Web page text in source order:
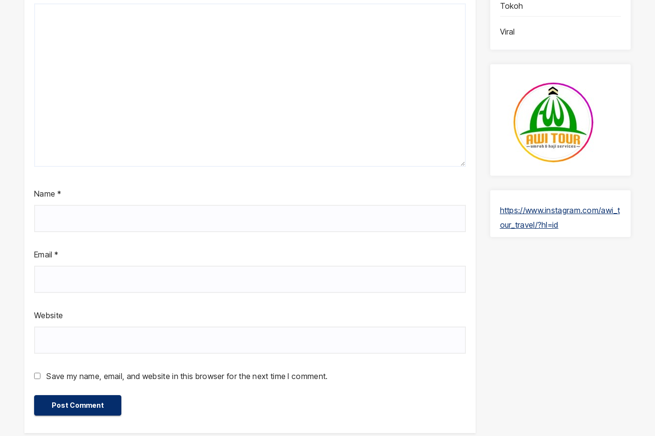
Name *
Email *
Website
Save my name, email, and website in this browser for the next time I comment.
Tokoh
Viral
https://www.instagram.com/awi_t
our_travel/?hl=id